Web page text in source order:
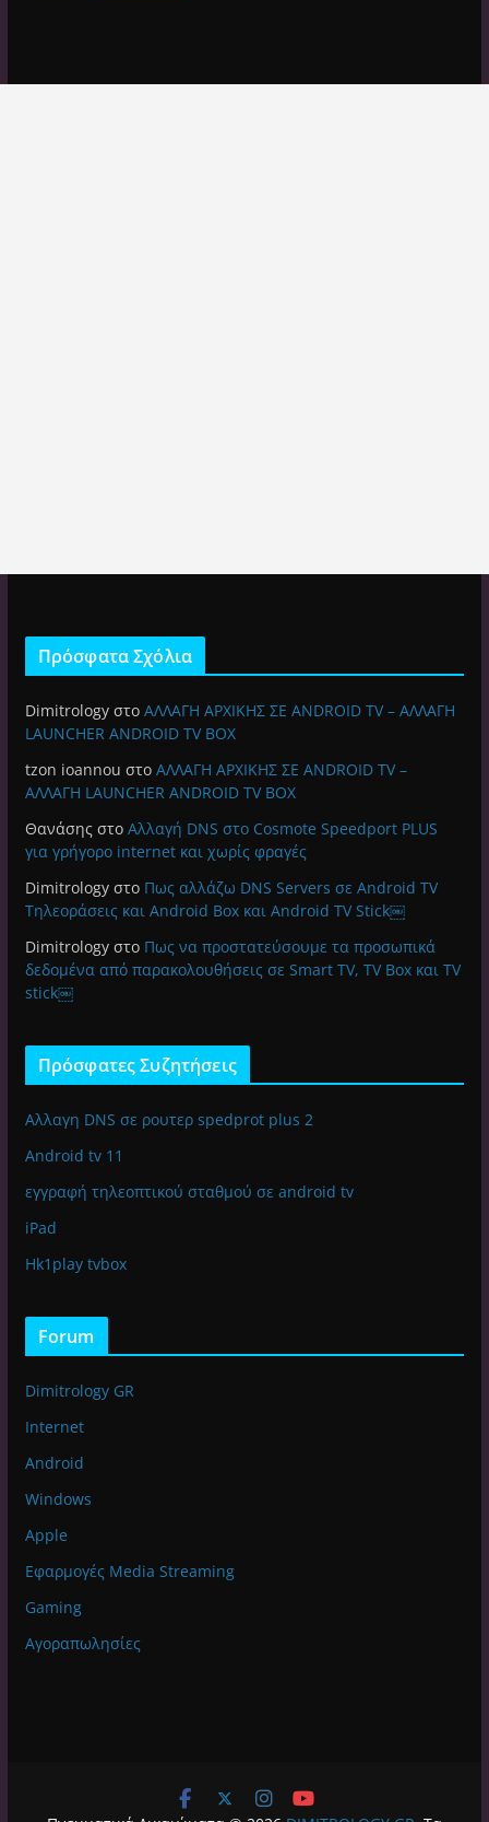
Πρόσφατα Σχόλια
Dimitrologyστο ΑΛΛΑΓΗ ΑΡΧΙΚΗΣ ΣΕ ANDROID TV – ΑΛΛΑΓΗ
LAUNCHER ANDROID TV BOX
tzon ioannou στο ΑΛΛΑΓΗ ΑΡΧΙΚΗΣ ΣΕ ANDROID TV –
ΑΛΛΑΓΗ LAUNCHER ANDROID TV BOX
Θανάσηςστο Αλλαγή DNS στο Cosmote Speedport PLUS
για γρήγορο internet και χωρίς φραγές
Dimitrologyστο Πως αλλάζω DNS Servers σε Android TV
Τηλεοράσεις και Android Box και Android TV Stick￼
Dimitrologyστο Πως να προστατεύσουμε τα προσωπικά
δεδομένα από παρακολουθήσεις σε Smart TV, TV Box και TV
stick￼
Πρόσφατες Συζητήσεις
Αλλαγη DNS σε ρουτερ spedprot plus 2
Android tv 11
εγγραφή τηλεοπτικού σταθμού σε android tv
iPad
Hk1play tvbox
Forum
Dimitrology GR
Internet
Android
Windows
Apple
Εφαρμογές Media Streaming
Gaming
Αγοραπωλησίες